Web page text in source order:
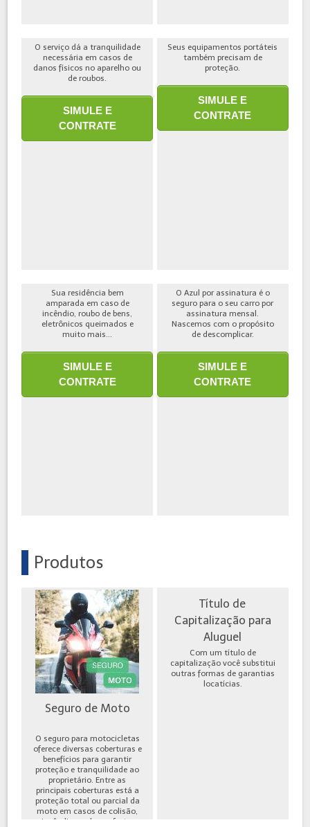
O serviço dá a tranquilidade
necessária em casos de
danos físicos no aparelho ou
de roubos.
SIMULE E
CONTRATE
Seus equipamentos portáteis
também precisam de
proteção.
SIMULE E
CONTRATE
Sua residência bem
amparada em caso de
incêndio, roubo de bens,
eletrônicos queimados e
muito mais...
SIMULE E
CONTRATE
O Azul por assinatura é o
seguro para o seu carro por
assinatura mensal.
Nascemos com o propósito
de descomplicar.
SIMULE E
CONTRATE
Produtos
Seguro de Moto
O seguro para motocicletas
oferece diversas coberturas e
benefícios para garantir
proteção e tranquilidade ao
proprietário. Entre as
principais coberturas está a
proteção total ou parcial da
moto em casos de colisão,
incêndio, roubo ou furto,
Título de
Capitalização para
Aluguel
Com um título de
capitalização você substitui
outras formas de garantias
locatícias.